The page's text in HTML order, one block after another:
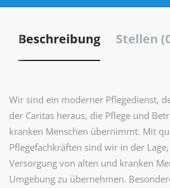
Beschreibung Stellen
Wir sind ein moderner Pflegedienst,
der Caritas heraus, die Pflege und
kranken Menschen übernimmt. Mit
Pflegefachkräften sind wir in der
Versorgung von alten und kranken
Umgebung zu übernehmen.